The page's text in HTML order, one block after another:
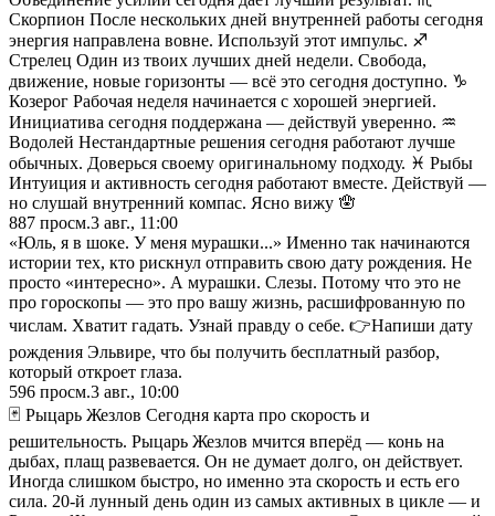
Скорпион После нескольких дней внутренней работы сегодня
энергия направлена вовне. Используй этот импульс. ♐
Стрелец Один из твоих лучших дней недели. Свобода,
движение, новые горизонты — всё это сегодня доступно. ♑
Козерог Рабочая неделя начинается с хорошей энергией.
Инициатива сегодня поддержана — действуй уверенно. ♒
Водолей Нестандартные решения сегодня работают лучше
обычных. Доверься своему оригинальному подходу. ♓ Рыбы
Интуиция и активность сегодня работают вместе. Действуй —
но слушай внутренний компас. Ясно вижу 🪬
887 просм.3 авг., 11:00
«Юль, я в шоке. У меня мурашки...» Именно так начинаются
истории тех, кто рискнул отправить свою дату рождения. Не
просто «интересно». А мурашки. Слезы. Потому что это не
про гороскопы — это про вашу жизнь, расшифрованную по
числам. Хватит гадать. Узнай правду о себе. 👉Напиши дату
рождения Эльвире, что бы получить бесплатный разбор,
который откроет глаза.
596 просм.3 авг., 10:00
🃏 Рыцарь Жезлов Сегодня карта про скорость и
решительность. Рыцарь Жезлов мчится вперёд — конь на
дыбах, плащ развевается. Он не думает долго, он действует.
Иногда слишком быстро, но именно эта скорость и есть его
сила. 20-й лунный день один из самых активных в цикле — и